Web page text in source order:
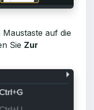
auf die
Sie Zur